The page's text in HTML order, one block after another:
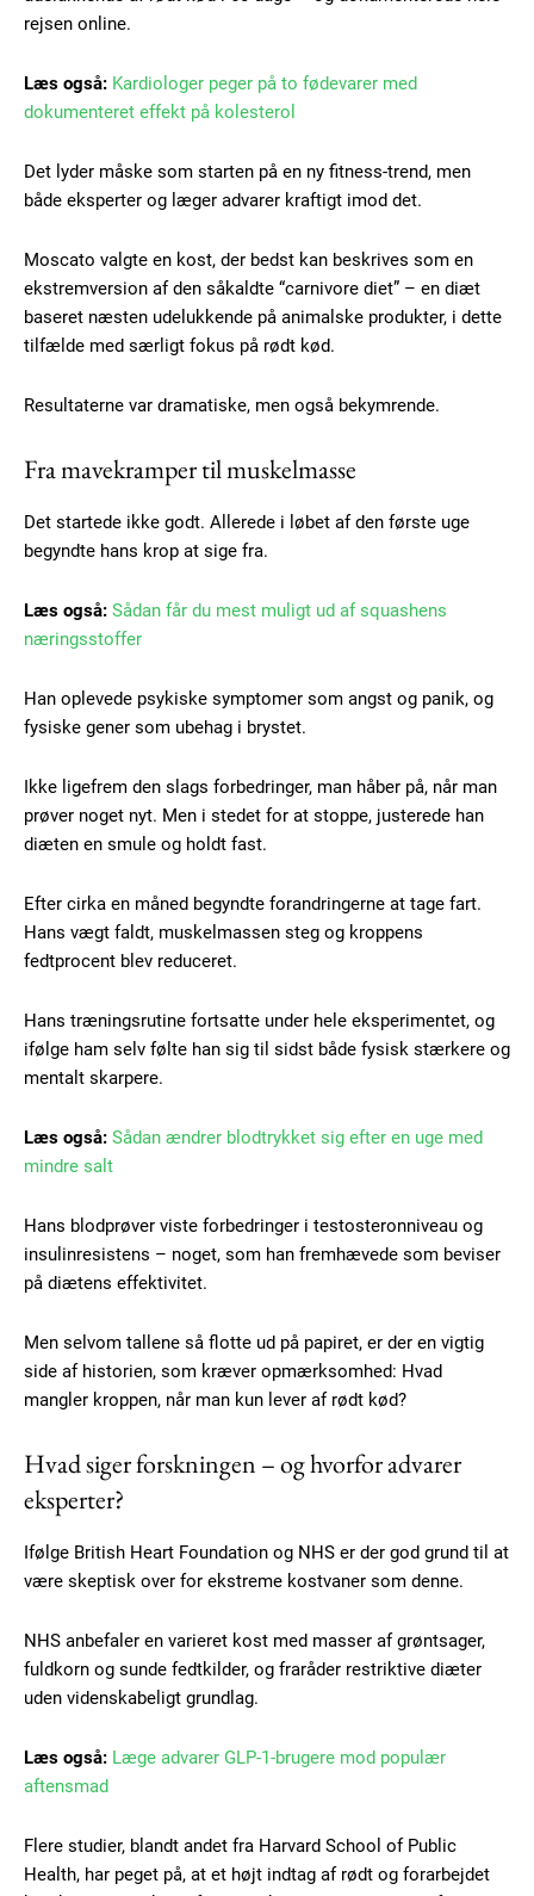
Free limited access
rejsen online.
Læs også: Kardiologer peger på to fødevarer med
dokumenteret effekt på kolesterol
Det lyder måske som starten på en ny fitness-trend, men
både eksperter og læger advarer kraftigt imod det.
Moscato valgte en kost, der bedst kan beskrives som en
ekstremversion af den såkaldte “carnivore diet” – en diæt
baseret næsten udelukkende på animalske produkter, i dette
tilfælde med særligt fokus på rødt kød.
Resultaterne var dramatiske, men også bekymrende.
Fra mavekramper til muskelmasse
Det startede ikke godt. Allerede i løbet af den første uge
begyndte hans krop at sige fra.
Læs også: Sådan får du mest muligt ud af squashens
næringsstoffer
Han oplevede psykiske symptomer som angst og panik, og
fysiske gener som ubehag i brystet.
Ikke ligefrem den slags forbedringer, man håber på, når man
prøver noget nyt. Men i stedet for at stoppe, justerede han
diæten en smule og holdt fast.
Efter cirka en måned begyndte forandringerne at tage fart.
Hans vægt faldt, muskelmassen steg og kroppens
fedtprocent blev reduceret.
Hans træningsrutine fortsatte under hele eksperimentet, og
ifølge ham selv følte han sig til sidst både fysisk stærkere og
mentalt skarpere.
Læs også: Sådan ændrer blodtrykket sig efter en uge med
mindre salt
Hans blodprøver viste forbedringer i testosteronniveau og
insulinresistens – noget, som han fremhævede som beviser
på diætens effektivitet.
Men selvom tallene så flotte ud på papiret, er der en vigtig
side af historien, som kræver opmærksomhed: Hvad
mangler kroppen, når man kun lever af rødt kød?
Hvad siger forskningen – og hvorfor advarer
eksperter?
Ifølge British Heart Foundation og NHS er der god grund til at
være skeptisk over for ekstreme kostvaner som denne.
NHS anbefaler en varieret kost med masser af grøntsager,
fuldkorn og sunde fedtkilder, og fraråder restriktive diæter
uden videnskabeligt grundlag.
Læs også: Læge advarer GLP-1-brugere mod populær
aftensmad
Flere studier, blandt andet fra Harvard School of Public
Health, har peget på, at et højt indtag af rødt og forarbejdet